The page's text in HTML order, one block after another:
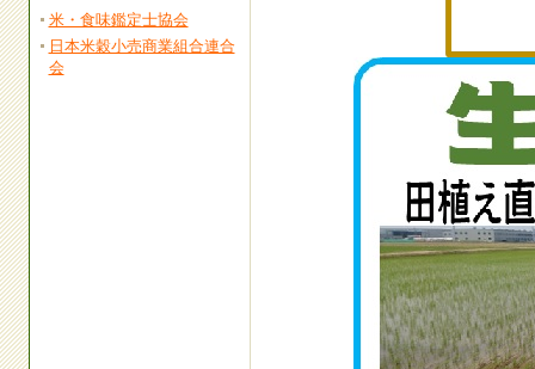
米・食味鑑定士協会
日本米穀小売商業組合連合
会